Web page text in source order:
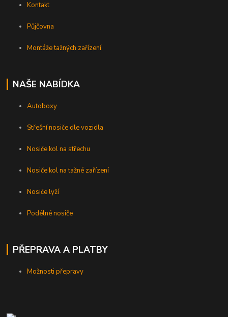
Kontakt
Půjčovna
Montáže tažných zařízení
NAŠE NABÍDKA
Autoboxy
Střešní nosiče dle vozidla
Nosiče kol na střechu
Nosiče kol na tažné zařízení
Nosiče lyží
Podélné nosiče
PŘEPRAVA A PLATBY
Možnosti přepravy